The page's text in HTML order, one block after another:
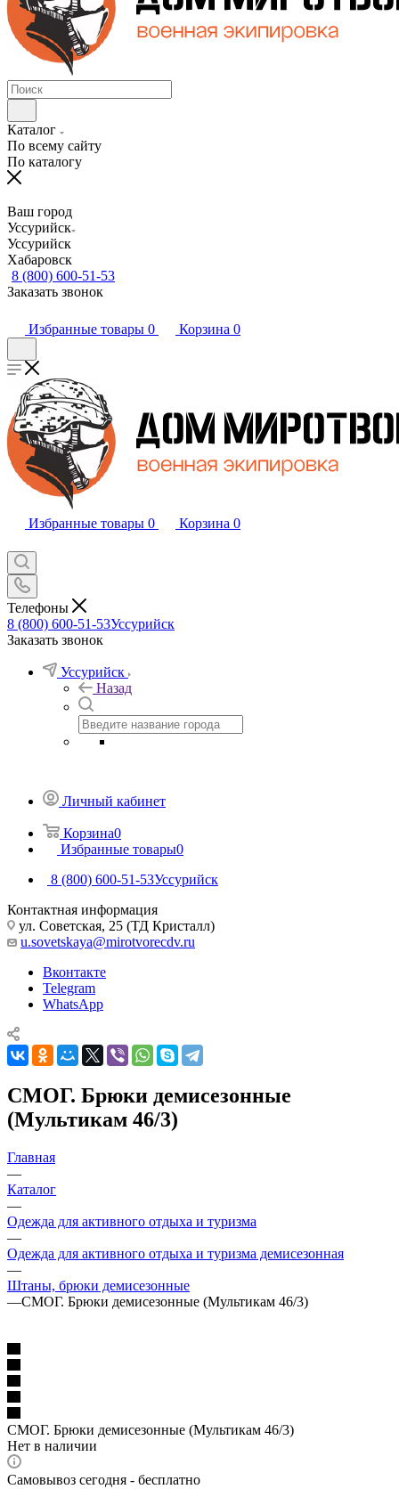
Каталог
По всему сайту
По каталогу
Ваш город
Уссурийск
Уссурийск
Хабаровск
8 (800) 600-51-53
Заказать звонок
Избранные товары 0 Корзина 0
Избранные товары 0 Корзина 0
Телефоны
8 (800) 600-51-53Уссурийск
Заказать звонок
Уссурийск
Назад
Личный кабинет
Корзина0
Избранные товары0
8 (800) 600-51-53Уссурийск
Контактная информация
ул. Советская, 25 (ТД Кристалл)
u.sovetskaya@mirotvorecdv.ru
Вконтакте
Telegram
WhatsApp
СМОГ. Брюки демисезонные
(Мультикам 46/3)
Главная
—
Каталог
—
Одежда для активного отдыха и туризма
—
Одежда для активного отдыха и туризма демисезонная
—
Штаны, брюки демисезонные
—СМОГ. Брюки демисезонные (Мультикам 46/3)
СМОГ. Брюки демисезонные (Мультикам 46/3)
Нет в наличии
Самовывоз сегодня - бесплатно